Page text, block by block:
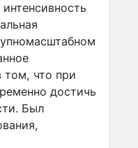
том, что при
достичь
Был